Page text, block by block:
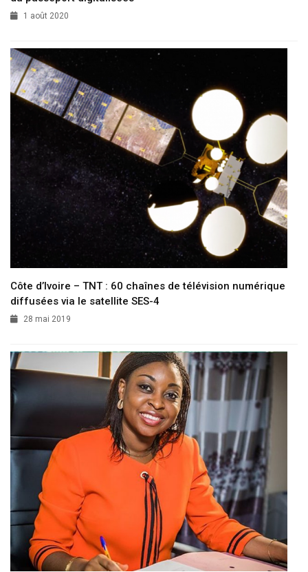
1 août 2020
Côte d’Ivoire – TNT : 60 chaînes de télévision numérique
diffusées via le satellite SES-4
28 mai 2019